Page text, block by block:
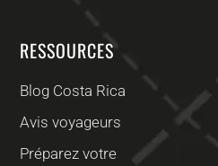
RESSOURCES
Blog Costa Rica
Avis voyageurs
Préparez votre